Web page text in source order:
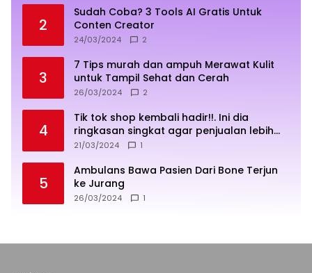
2
Sudah Coba? 3 Tools AI Gratis Untuk
Conten Creator
24/03/2024 2
3
7 Tips murah dan ampuh Merawat Kulit
untuk Tampil Sehat dan Cerah
26/03/2024 2
4
Tik tok shop kembali hadir!!. Ini dia
ringkasan singkat agar penjualan lebih
sukses
21/03/2024 1
5
Ambulans Bawa Pasien Dari Bone Terjun
ke Jurang
26/03/2024 1